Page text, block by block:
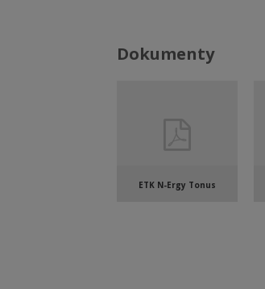
Dokumenty
ETK N-Ergy Tonus